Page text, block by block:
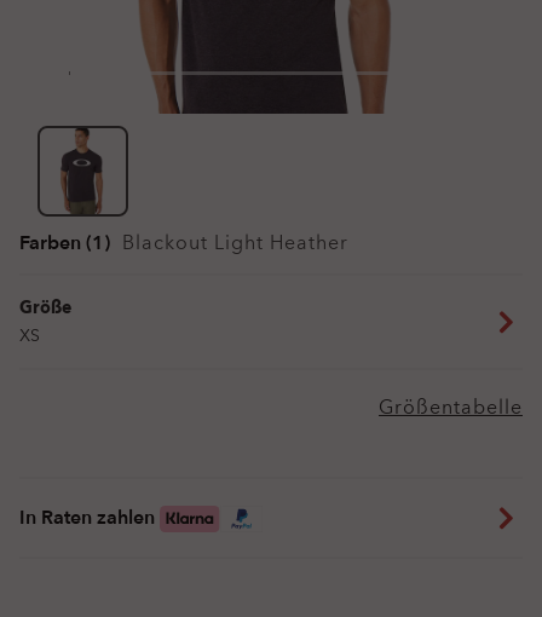
Farben (1) Blackout Light Heather
Größe
XS
Größentabelle
In Raten zahlen